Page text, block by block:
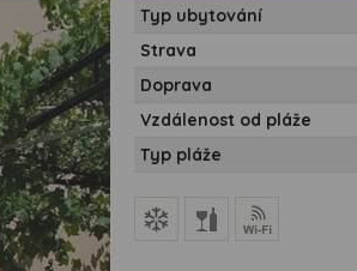
Typ ubytování
Strava
Doprava
Vzdálenost od pláže
Typ pláže